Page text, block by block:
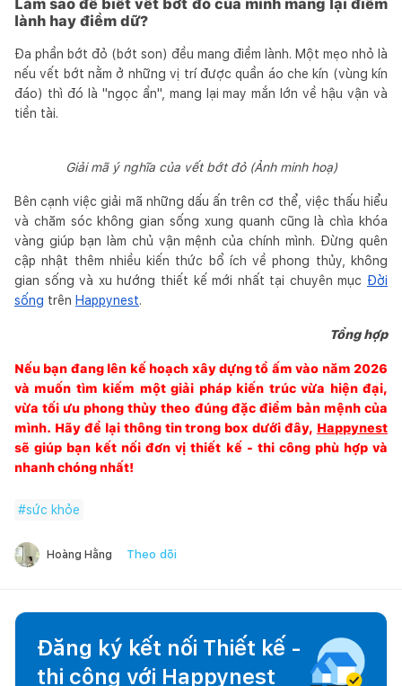
Làm sao để biết vết bớt đỏ của mình mang lại điềm
lành hay điềm dữ?
Đa phần bớt đỏ (bớt son) đều mang điềm lành. Một mẹo nhỏ là
nếu vết bớt nằm ở những vị trí được quần áo che kín (vùng kín
đáo) thì đó là "ngọc ẩn", mang lại may mắn lớn về hậu vận và
tiền tài.
Giải mã ý nghĩa của vết bớt đỏ (Ảnh minh hoạ)
Bên cạnh việc giải mã những dấu ấn trên cơ thể, việc thấu hiểu
và chăm sóc không gian sống xung quanh cũng là chìa khóa
vàng giúp bạn làm chủ vận mệnh của chính mình. Đừng quên
cập nhật thêm nhiều kiến thức bổ ích về phong thủy, không
gian sống và xu hướng thiết kế mới nhất tại chuyên mục Đời
sống trên Happynest.
Tổng hợp
Nếu bạn đang lên kế hoạch xây dựng tổ ấm vào năm 2026
và muốn tìm kiếm một giải pháp kiến trúc vừa hiện đại,
vừa tối ưu phong thủy theo đúng đặc điểm bản mệnh của
mình. Hãy để lại thông tin trong box dưới đây, Happynest
sẽ giúp bạn kết nối đơn vị thiết kế - thi công phù hợp và
nhanh chóng nhất!
#sức khỏe
Hoàng Hằng Theo dõi
Đăng ký kết nối Thiết kế -
thi công với Happynest